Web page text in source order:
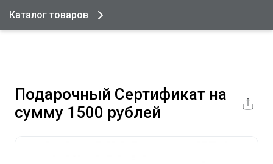
Каталог товаров
Подарочный Сертификат на
сумму 1500 рублей